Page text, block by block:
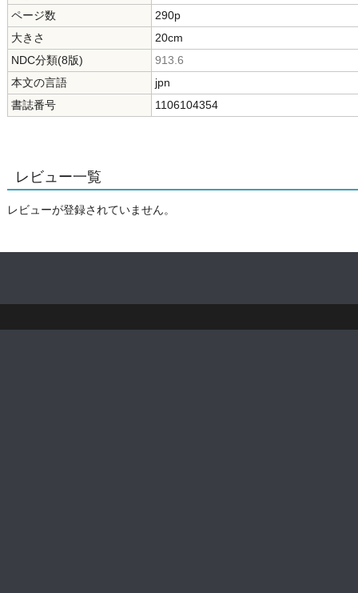
ページ数
290p
大きさ
20cm
NDC分類(8版)
913.6
本文の言語
jpn
書誌番号
1106104354
レビュー一覧
レビューが登録されていません。